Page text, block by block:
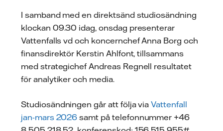
I samband med en direktsänd studiosändning
klockan 09.30 idag, onsdag presenterar
Vattenfalls vd och koncernchef Anna Borg och
finansdirektör Kerstin Ahlfont, tillsammans
med strategichef Andreas Regnell resultatet
för analytiker och media.
Studiosändningen går att följa viaVattenfall
jan-mars 2026 samt på telefonnummer +46